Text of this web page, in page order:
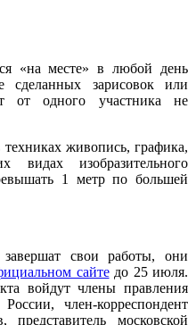
«на месте» в любой день
зарисовок или
от одного участника не
живопись, графика,
видах изобразительного
1 метр по большей
свои работы, они
сайтедо 25 июля.
войдут члены правления
член-корреспондент
представитель московской